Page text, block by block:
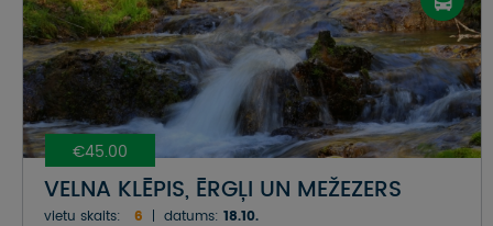
€45.00
VELNA KLĒPIS, ĒRGĻI UN MEŽEZERS
vietu skaits: 6 datums: 18.10.